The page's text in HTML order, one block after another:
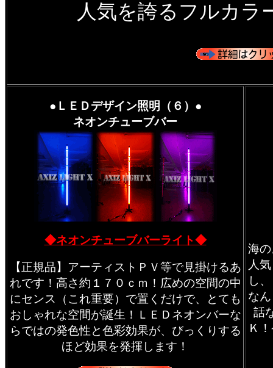
人気を誇るフルカラ
●ＬＥＤデザイン照明（６）●
ネオンチューブバー
◆ネオンチューブバーライト◆
【正規品】アーティストＰＶ等で見掛けるあ
れです！高さ約１７０ｃｍ！広めの空間の中
にセンス（これ重要）で置くだけで、とても
おしゃれな空間が誕生！ＬＥＤネオンバーな
らではの発色性と色彩効果が、びっくりする
ほど効果を発揮します！
海
人
し
な
話
Ｋ